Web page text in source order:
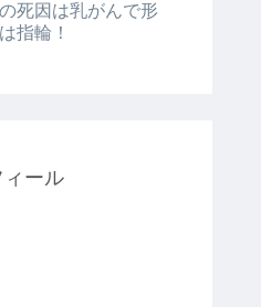
死因は乳がんで形
指輪！
ィール